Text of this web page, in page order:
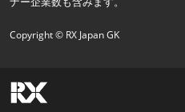
Copyright © RX Japan GK